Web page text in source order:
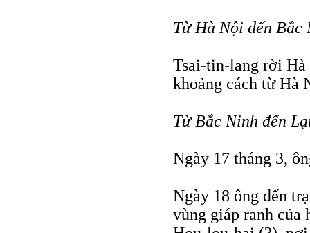
Từ Hà Nội đến Bắc
Tsai-tin-lang rời Hà
khoảng cách từ Hà
Từ Bắc Ninh đến
Ngày 17 tháng 3,
Ngày 18 ông đến
vùng giáp ranh của